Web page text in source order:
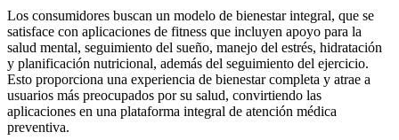
Los consumidores buscan un modelo de bienestar integral, que se
satisface con aplicaciones de fitness que incluyen apoyo para la
salud mental, seguimiento del sueño, manejo del estrés, hidratación
y planificación nutricional, además del seguimiento del ejercicio.
Esto proporciona una experiencia de bienestar completa y atrae a
usuarios más preocupados por su salud, convirtiendo las
aplicaciones en una plataforma integral de atención médica
preventiva.